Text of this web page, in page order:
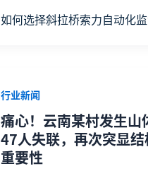
如何选择斜拉桥索力自动化
行业新闻
痛心！云南某村发生山
47人失联，再次突显
重要性